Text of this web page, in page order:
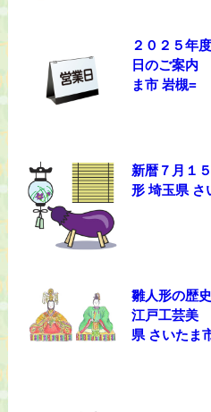
２０２５年
日のご案内
ま市 岩槻=
新暦７月１
形 埼玉県 さ
雛人形の歴
江戸工芸美
県 さいたま